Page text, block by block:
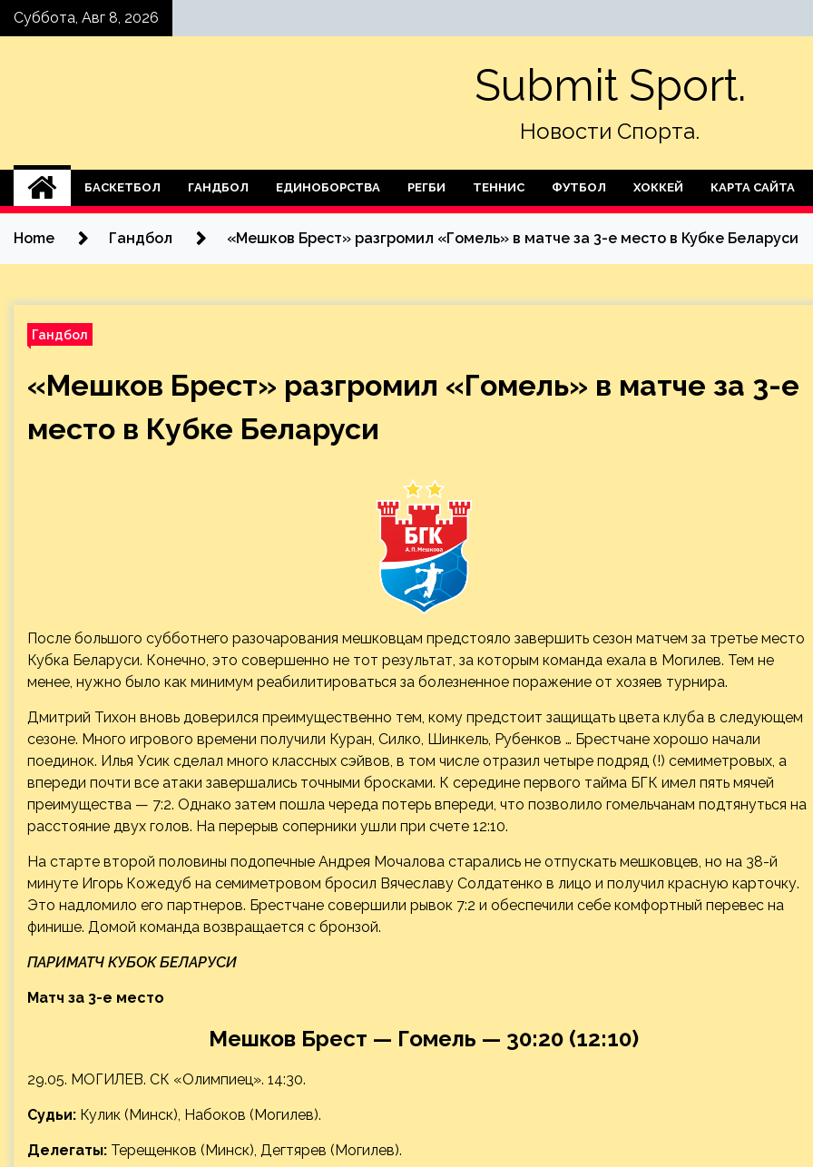
SkipСуббота, Авг 8, 2026
Submit Sport.
Новости Спорта.
БАСКЕТБОЛ ГАНДБОЛ ЕДИНОБОРСТВА РЕГБИ ТЕННИС ФУТБОЛ ХОККЕЙ КАРТА САЙТА
Home Гандбол «Мешков Брест» разгромил «Гомель» в матче за 3-е место в Кубке Беларуси
Гандбол
«Мешков Брест» разгромил «Гомель» в матче за 3-е
место в Кубке Беларуси
После большого субботнего разочарования мешковцам предстояло завершить сезон матчем за третье место
Кубка Беларуси. Конечно, это совершенно не тот результат, за которым команда ехала в Могилев. Тем не
менее, нужно было как минимум реабилитироваться за болезненное поражение от хозяев турнира.
Дмитрий Тихон вновь доверился преимущественно тем, кому предстоит защищать цвета клуба в следующем
сезоне. Много игрового времени получили Куран, Силко, Шинкель, Рубенков … Брестчане хорошо начали
поединок. Илья Усик сделал много классных сэйвов, в том числе отразил четыре подряд (!) семиметровых, а
впереди почти все атаки завершались точными бросками. К середине первого тайма БГК имел пять мячей
преимущества — 7:2. Однако затем пошла череда потерь впереди, что позволило гомельчанам подтянуться на
расстояние двух голов. На перерыв соперники ушли при счете 12:10.
На старте второй половины подопечные Андрея Мочалова старались не отпускать мешковцев, но на 38-й
минуте Игорь Кожедуб на семиметровом бросил Вячеславу Солдатенко в лицо и получил красную карточку.
Это надломило его партнеров. Брестчане совершили рывок 7:2 и обеспечили себе комфортный перевес на
финише. Домой команда возвращается с бронзой.
ПАРИМАТЧ КУБОК БЕЛАРУСИ
Матч за 3-е место
Мешков Брест — Гомель — 30:20 (12:10)
29.05. МОГИЛЕВ. СК «Олимпиец». 14:30.
Судьи: Кулик (Минск), Набоков (Могилев).
Делегаты: Терещенков (Минск), Дегтярев (Могилев).